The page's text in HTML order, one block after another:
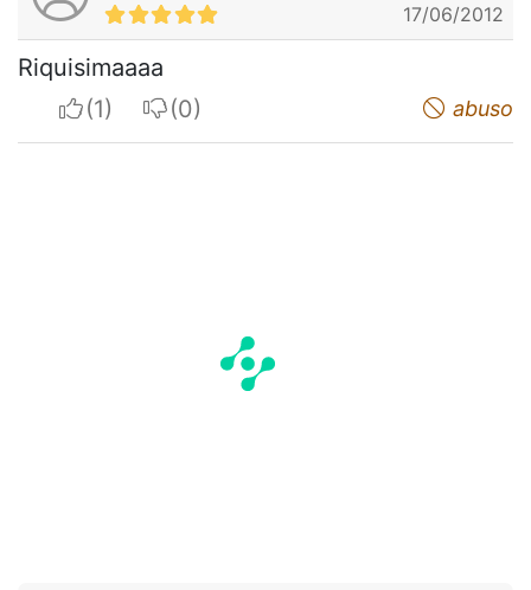
17/06/2012
Riquisimaaaa
I apreciateI do not appreciate abuso